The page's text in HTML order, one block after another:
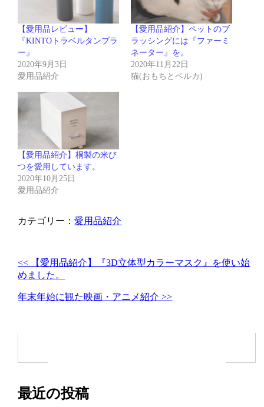
【愛用品レビュー】
『KINTOトラベルタンブラ
ー』
2020年9月3日
愛用品紹介
【愛用品紹介】ペットのブ
ラッシングには『ファーミ
ネーター』を。
2020年11月22日
猫(おもちとベルカ)
【愛用品紹介】桐製の米び
つを愛用しています。
2020年10月25日
愛用品紹介
カテゴリー：愛用品紹介
<< 【愛用品紹介】『3D立体型カラーマスク』を使い始
めました。
年末年始に観た映画・アニメ紹介 >>
最近の投稿